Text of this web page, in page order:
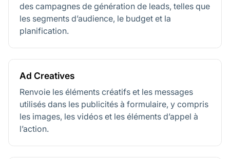
des campagnes de génération de leads, telles que
les segments d’audience, le budget et la
planification.
Ad Creatives
Renvoie les éléments créatifs et les messages
utilisés dans les publicités à formulaire, y compris
les images, les vidéos et les éléments d’appel à
l’action.